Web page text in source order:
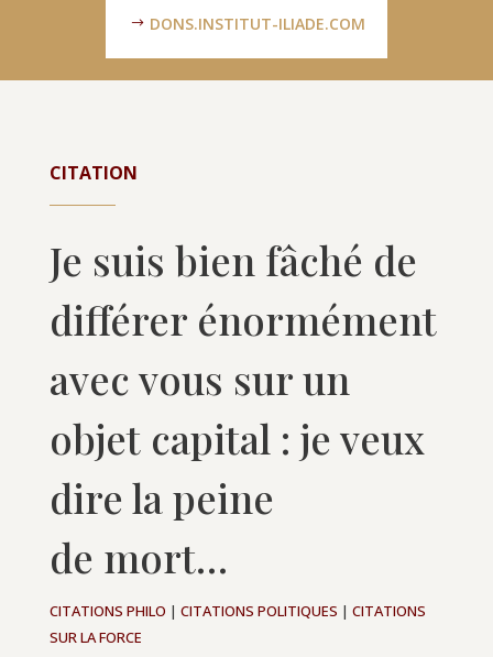
DONS.INSTITUT-ILIADE.COM
CITATION
Je suis bien fâché de
différer énormément
avec vous sur un
objet capital : je veux
dire la peine
de mort…
CITATIONS PHILO | CITATIONS POLITIQUES | CITATIONS
SUR LA FORCE